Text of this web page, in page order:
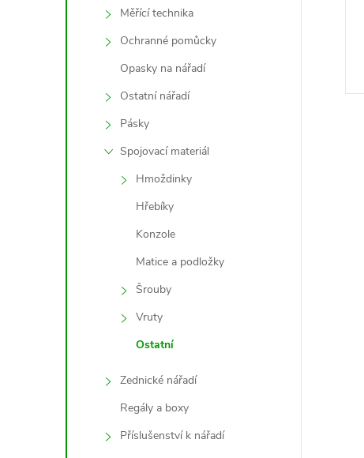
Měřící technika
Ochranné pomůcky
Opasky na nářadí
Ostatní nářadí
Pásky
Spojovací materiál
Hmoždinky
Hřebíky
Konzole
Matice a podložky
Šrouby
Vruty
Ostatní
Zednické nářadí
Regály a boxy
Příslušenství k nářadí